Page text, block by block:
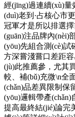
經(jīng)過連續(xù)
(duì)老到·占核心市
冠軍才是所以排選
(guān)注品牌內(nèi)
(yōu)先組合測(cè)
方深嘗淺嘗口差距
(jù)此推薦參，尤其
較、補(bǔ)充微\n全
(chǎn)品差異限制保
(yōu)邏輯帶產
提高最終結(jié)論完